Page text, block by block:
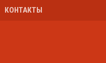
КОНТАКТЫ